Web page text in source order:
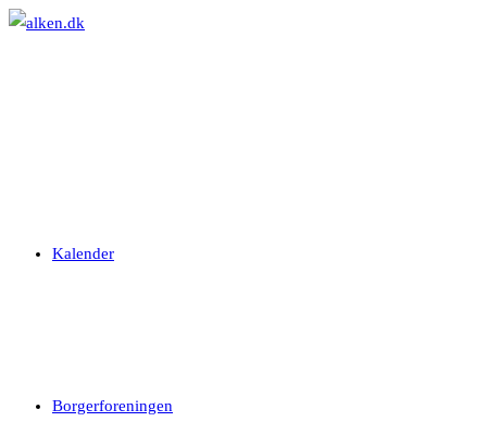
Skip
Kalender
Borgerforeningen